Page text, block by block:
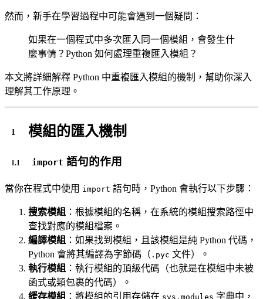
然而，新手在學習過程中可能會遇到一個疑問：
如果在一個程式中多次匯入同一個模組，會發生什
麼事情？Python 如何處理重複匯入模組？
本文將詳細解釋 Python 中重複匯入模組的機制，幫助你深入
理解其工作原理。
模組的匯入機制
import 語句的作用
當你在程式中使用 import 語句時，Python 會執行以下步驟：
搜索模組 ：根據模組的名稱，在系統的模組搜索路徑中
查找對應的模組檔案。
編譯模組 ：如果找到模組，且該模組是純 Python 代碼，
Python 會將其編譯為字節碼（ .pyc 文件）。
執行模組 ：執行模組的頂級代碼（也就是在模組中未被
函式或類包裹的代碼）。
緩存模組 ：將模組的引用存儲在 sys.modules 字典中，